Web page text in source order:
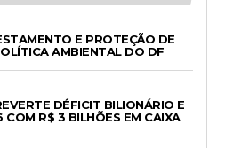
E PROTEÇÃO DE
AMBIENTAL DO DF
DÉFICIT BILIONÁRIO E
R$ 3 BILHÕES EM CAIXA